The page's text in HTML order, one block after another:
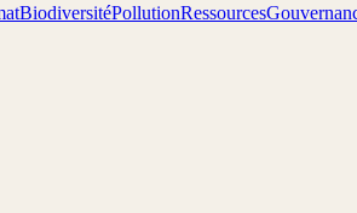
BiodiversitéPollutionRessources